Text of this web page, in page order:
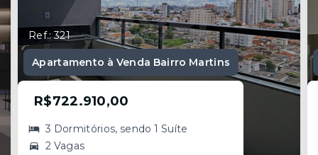
Ref.: 321
Apartamento à Venda Bairro Martins
R$722.910,00
3 Dormitórios, sendo 1 Suíte
2 Vagas